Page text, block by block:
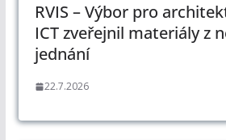
RVIS – Výbor pro
ICT zveřejnil materiály z
jednání
22.7.2026